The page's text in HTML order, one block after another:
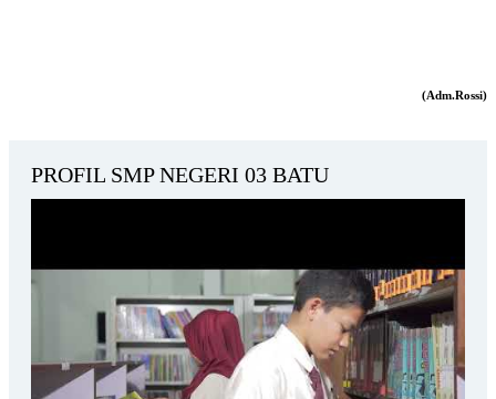
(Adm.Rossi)
PROFIL SMP NEGERI 03 BATU